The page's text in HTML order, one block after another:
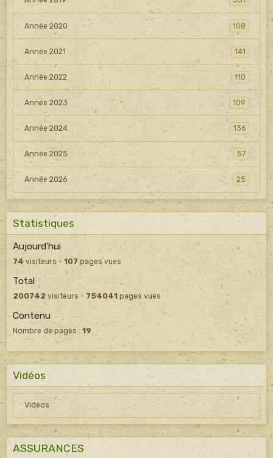
Année 2020 108
Année 2021 141
Année 2022 110
Année 2023 109
Année 2024 136
Année 2025 57
Année 2026 25
Statistiques
Aujourd'hui
74visiteurs - 107 pages vues
Total
200742visiteurs - 754041 pages vues
Contenu
Nombre de pages : 19
Vidéos
Vidéos
ASSURANCES